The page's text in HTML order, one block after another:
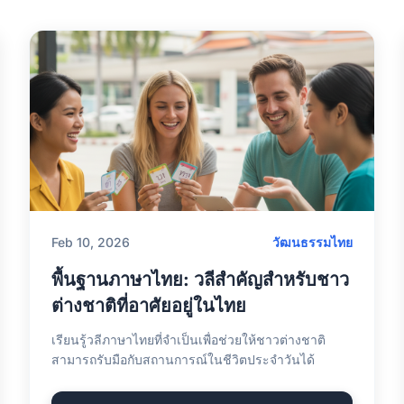
Feb 10, 2026 วัฒนธรรมไทย
พื้นฐานภาษาไทย: วลีสำคัญสำหรับชาว
ต่างชาติที่อาศัยอยู่ในไทย
เรียนรู้วลีภาษาไทยที่จำเป็นเพื่อช่วยให้ชาวต่างชาติ
สามารถรับมือกับสถานการณ์ในชีวิตประจำวันได้